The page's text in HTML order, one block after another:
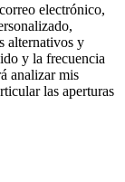
electrónico,
alternativos y
y la frecuencia
analizar mis
las aperturas